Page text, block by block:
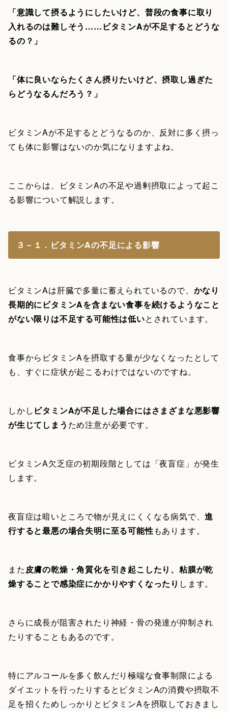
「意識して摂るようにしたいけど、普段の食事に取り
入れるのは難しそう……ビタミンAが不足するとどうな
るの？」
「体に良いならたくさん摂りたいけど、摂取し過ぎた
らどうなるんだろう？」
ビタミンAが不足するとどうなるのか、反対に多く摂っ
ても体に影響はないのか気になりますよね。
ここからは、ビタミンAの不足や過剰摂取によって起こ
る影響について解説します。
３－１．ビタミンAの不足による影響
ビタミンAは肝臓で多量に蓄えられているので、 かなり
長期的にビタミンAを含まない食事を続けるようなこと
がない限りは不足する可能性は低いとされています。
食事からビタミンAを摂取する量が少なくなったとして
も、すぐに症状が起こるわけではないのですね。
しかし ビタミンAが不足した場合にはさまざまな悪影響
が生じてしまう ため注意が必要です。
ビタミンA欠乏症の初期段階としては「夜盲症」が発生
します。
夜盲症は暗いところで物が見えにくくなる病気で、進
行すると最悪の場合失明に至る可能性もあります。
また皮膚の乾燥・角質化を引き起こしたり、粘膜が乾
燥することで感染症にかかりやすくなったり します。
さらに成長が阻害されたり神経・骨の発達が抑制され
たりすることもあるのです。
特にアルコールを多く飲んだり極端な食事制限による
ダイエットを行ったりするとビタミンAの消費や摂取不
足を招くためしっかりとビタミンAを摂取しておきまし